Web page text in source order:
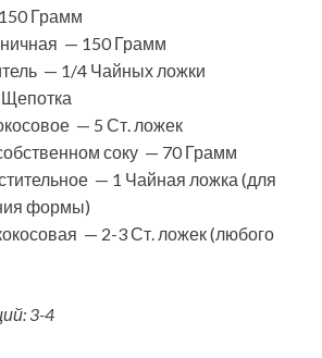
Грамм
— 150 Грамм
— 1/4 Чайных ложки
— 5 Ст. ложек
соку — 70 Грамм
— 1 Чайная ложка (для
формы)
— 2-3 Ст. ложек (любого
3-4